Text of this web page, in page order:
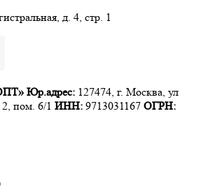
д. 4, стр. 1
Юр.адрес: 127474, г. Москва, ул
пом. 6/1 ИНН: 9713031167 ОГРН: